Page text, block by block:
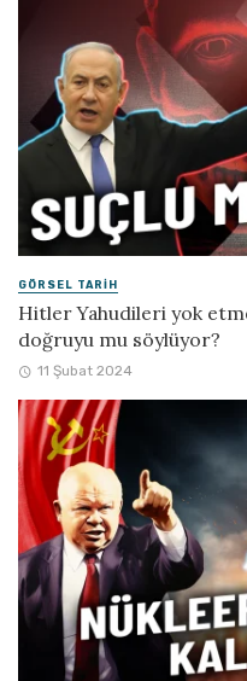
GÖRSEL TARIH
Hitler Yahudileri yok
doğruyu mu söylüyor?
11 Şubat 2024